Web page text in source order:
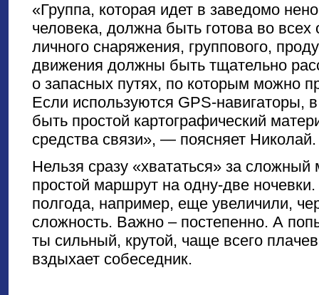
«Группа, которая идет в заведомо
человека, должна быть готова во
личного снаряжения, группового,
движения должны быть тщательно
о запасных путях, по которым можно
Если используются GPS-навигаторы,
быть простой картографический
средства связи», — поясняет Николай.
Нельзя сразу «хвататься» за
простой маршрут на одну-две
полгода, например, еще увеличили,
сложность. Важно – постепенно. А
ты сильный, крутой, чаще всего
вздыхает собеседник.